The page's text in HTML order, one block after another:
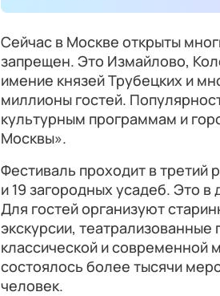
Сейчас в Москве открыты
запрещен. Это Измайлово,
имение князей Трубецких и
миллионы гостей.
культурным программам и
Москвы».
Фестиваль проходит в третий
и 19 загородных усадеб. Это
Для гостей организуют
экскурсии,
классической и современной
состоялось более тысячи
человек.